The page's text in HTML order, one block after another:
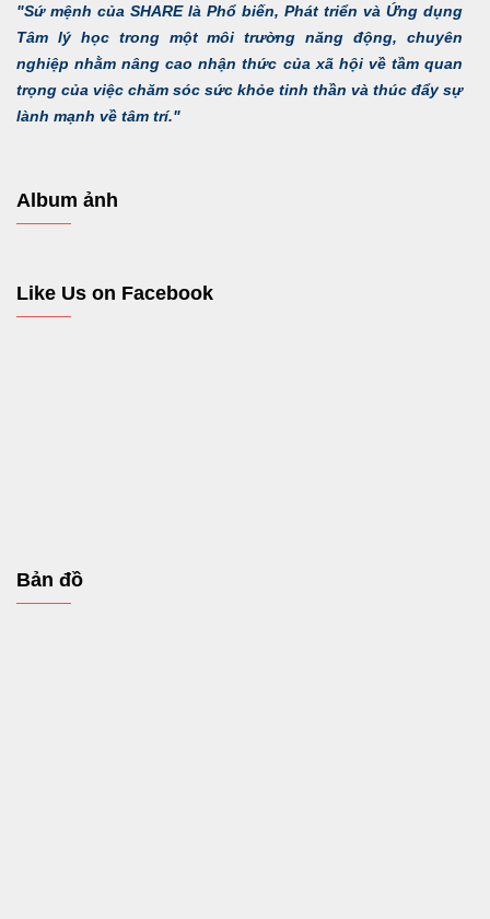
"Sứ mệnh của SHARE là Phổ biến, Phát triển và Ứng dụng
Tâm lý học trong một môi trường năng động, chuyên
nghiệp nhằm nâng cao nhận thức của xã hội về tầm quan
trọng của việc chăm sóc sức khỏe tinh thần và thúc đẩy sự
lành mạnh về tâm trí."
Album ảnh
Like Us on Facebook
Bản đồ